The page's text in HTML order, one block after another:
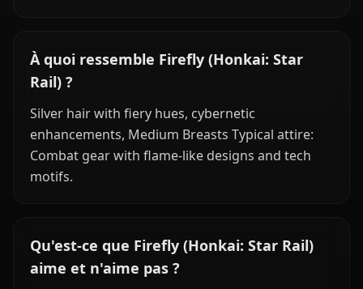
À quoi ressemble Firefly (Honkai: Star
Rail) ?
Silver hair with fiery hues, cybernetic
enhancements, Medium Breasts Typical attire:
Combat gear with flame-like designs and tech
motifs.
Qu'est-ce que Firefly (Honkai: Star Rail)
aime et n'aime pas ?